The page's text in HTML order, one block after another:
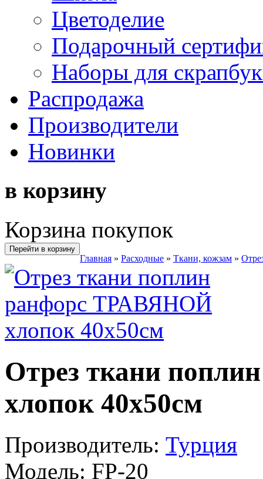
Цветоделие
Подарочный
Наборы для
Распродажа
Производители
Новинки
в корзину
Корзина покупок
Перейти в корзину
Главная » Расходные » Ткани, кожзам »
Отрез ткани
хлопок 40х50см
Производитель: Турция
Модель: FP-20